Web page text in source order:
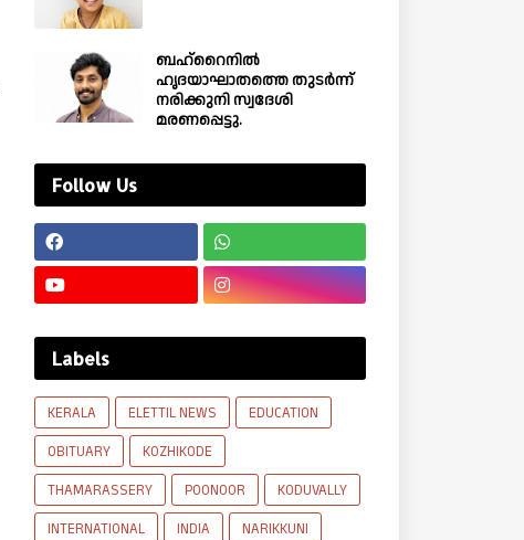
ബഹ്‌റൈനിൽ
ഹൃദയാഘാതത്തെ തുടർന്ന്
നരിക്കുനി സ്വദേശി
മരണപ്പെട്ടു.
Follow Us
Labels
KERALA ELETTIL NEWS
EDUCATION
OBITUARY
KOZHIKODE
THAMARASSERY
POONOOR
KODUVALLY
INTERNATIONAL
INDIA
NARIKKUNI